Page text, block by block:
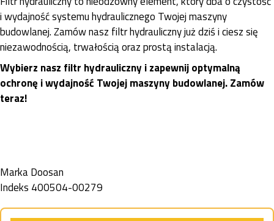
i wydajność systemu hydraulicznego Twojej maszyny
budowlanej. Zamów nasz filtr hydrauliczny już dziś i ciesz się
niezawodnością, trwałością oraz prostą instalacją.
Wybierz nasz filtr hydrauliczny i zapewnij optymalną
ochronę i wydajność Twojej maszyny budowlanej. Zamów
teraz!
MarkaDoosan
Indeks 400504-00279